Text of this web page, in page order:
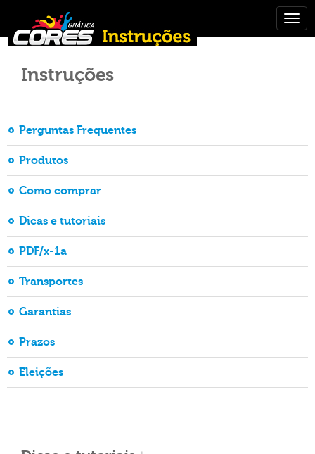
Instruções
Perguntas Frequentes
Produtos
Como comprar
Dicas e tutoriais
PDF/x-1a
Transportes
Garantias
Prazos
Eleições